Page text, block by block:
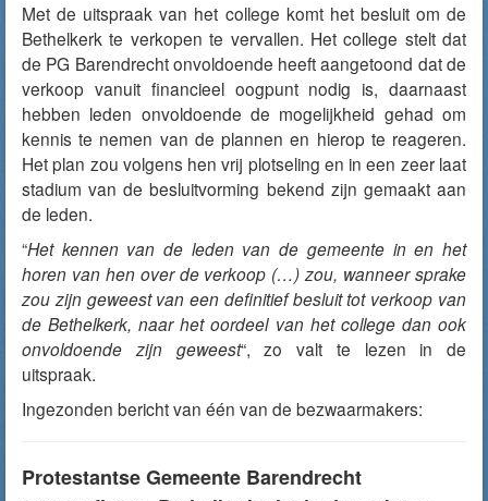
Met de uitspraak van het college komt het besluit om de
Bethelkerk te verkopen te vervallen. Het college stelt dat
de PG Barendrecht onvoldoende heeft aangetoond dat de
verkoop vanuit financieel oogpunt nodig is, daarnaast
hebben leden onvoldoende de mogelijkheid gehad om
kennis te nemen van de plannen en hierop te reageren.
Het plan zou volgens hen vrij plotseling en in een zeer laat
stadium van de besluitvorming bekend zijn gemaakt aan
de leden.
“Het kennen van de leden van de gemeente in en het
horen van hen over de verkoop (…) zou, wanneer sprake
zou zijn geweest van een definitief besluit tot verkoop van
de Bethelkerk, naar het oordeel van het college dan ook
onvoldoende zijn geweest“, zo valt te lezen in de
uitspraak.
Ingezonden bericht van één van de bezwaarmakers:
Protestantse Gemeente Barendrecht